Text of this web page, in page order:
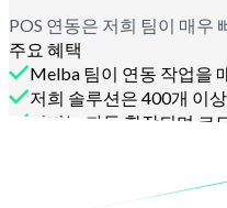
POS 연동은 저희 팀이 매우
주요 혜택
Melba 팀이 연동 작업을
저희 솔루션은 400개 이
서버는 자동 확장되며